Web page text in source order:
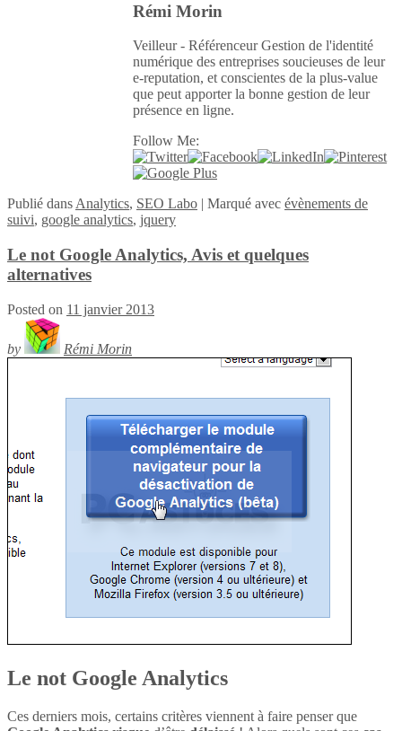
Rémi Morin
Veilleur - Référenceur Gestion de l'identité
numérique des entreprises soucieuses de leur
e-reputation, et conscientes de la plus-value
que peut apporter la bonne gestion de leur
présence en ligne.
Follow Me:
Publié dans Analytics, SEO Labo | Marqué avec évènements de
suivi, google analytics, jquery
Le not Google Analytics, Avis et quelques
alternatives
Posted on 11 janvier 2013
by Rémi Morin
Le not Google Analytics
Ces derniers mois, certains critères viennent à faire penser que